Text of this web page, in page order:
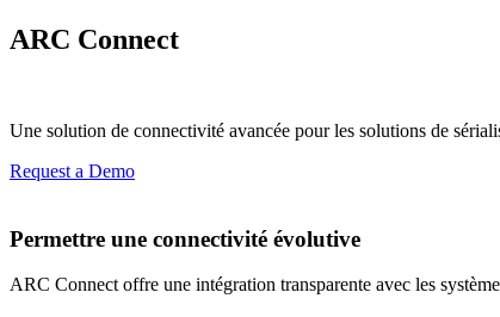
ARC Connect
Une solution de connectivité avancée pour les solutions de
Request a Demo
Permettre une connectivité évolutive
ARC Connect offre une intégration transparente avec les